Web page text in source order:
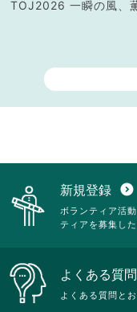
TOJ2026 一瞬の風、
新規登録 expand_circle_down
ボランティア活
ティアを募集し
よくある質
よくある質問と